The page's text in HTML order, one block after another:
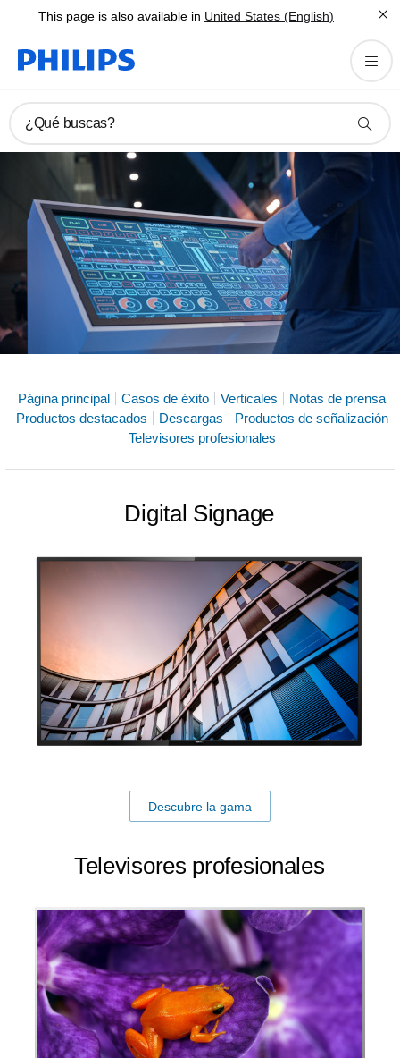
This page is also available in United States (English)
¿Qué buscas?
Página principal Casos de éxito Verticales
Notas de prensa
Productos destacados
Descargas
Productos de señalización
Televisores profesionales
Digital Signage
Descubre la gama
Televisores profesionales